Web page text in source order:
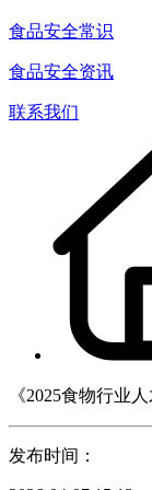
食品安全常识
食品安全资讯
联系我们
《2025食物行业
发布时间：